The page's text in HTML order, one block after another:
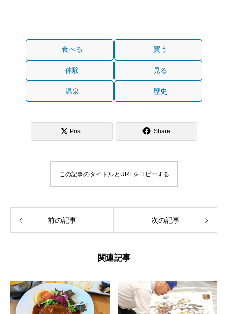
食べる 買う
体験 見る
温泉 歴史
Post Share
この記事のタイトルとURLをコピーする
前の記事 次の記事
関連記事